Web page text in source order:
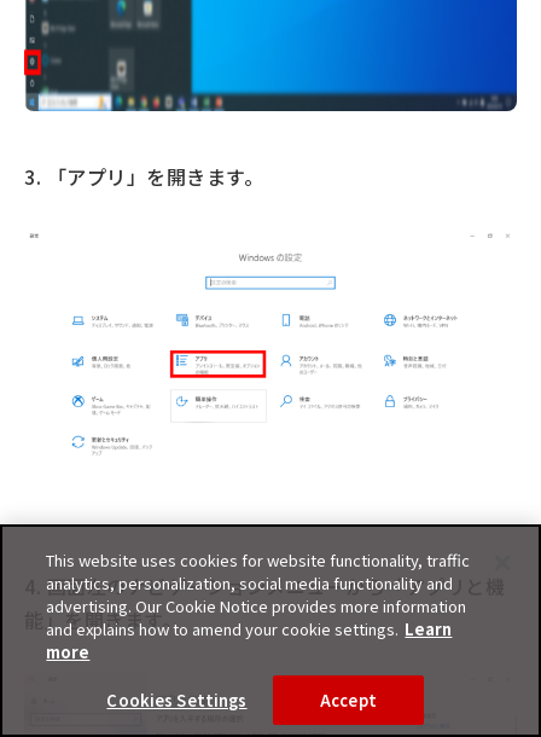
3. 「アプリ」を開きます。
4. 画面左のナビゲーションメニューから「アプリと機
能」を開きます。
This website uses cookies for website functionality, traffic
analytics, personalization, social media functionality and
advertising. Our Cookie Notice provides more information
and explains how to amend your cookie settings. Learn
more
Cookies Settings Accept